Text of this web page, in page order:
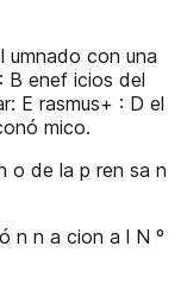
umnado con una
B enef icios del
E rasmus+ : D el
mico.
o de la p ren sa n
n n a cion a l N º